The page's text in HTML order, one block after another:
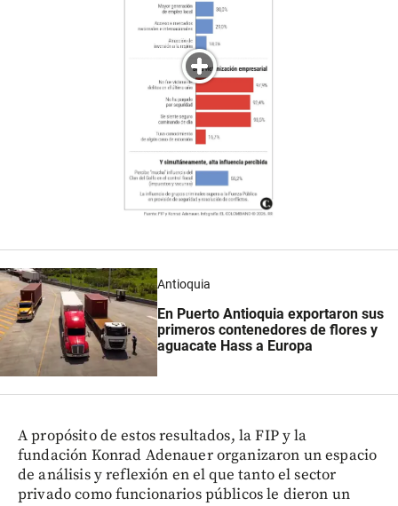
Antioquia
En Puerto Antioquia exportaron sus
primeros contenedores de flores y
aguacate Hass a Europa
A propósito de estos resultados, la FIP y la
fundación Konrad Adenauer organizaron un espacio
de análisis y reflexión en el que tanto el sector
privado como funcionarios públicos le dieron un